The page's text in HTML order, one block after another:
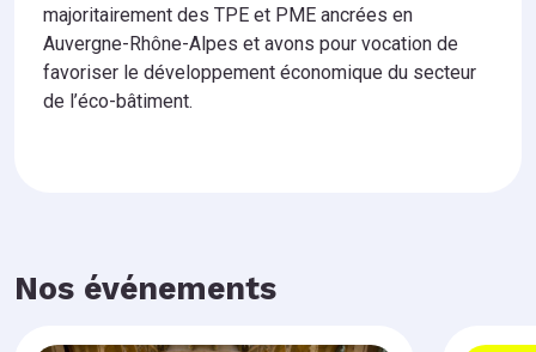
majoritairement des TPE et PME ancrées en
Auvergne-Rhône-Alpes et avons pour vocation de
favoriser le développement économique du secteur
de l’éco-bâtiment.
Nos événements